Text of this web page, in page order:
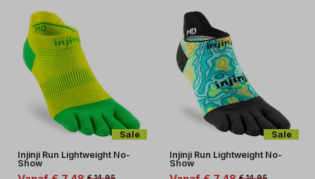
Sale
Injinji Run Lightweight No-
Show
Sale
Injinji Run Lightweight No-
Show